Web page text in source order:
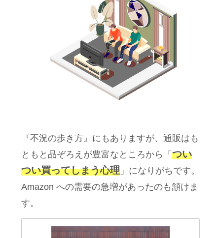
『不況の歩き方』にもありますが、通販はも
ともと品ぞろえが豊富なところから「つい
つい買ってしまう心理」になりがちです。
Amazon への需要の急増があったのも頷けま
す。